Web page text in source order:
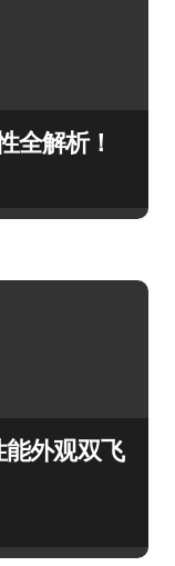
全解析！
能外观双飞